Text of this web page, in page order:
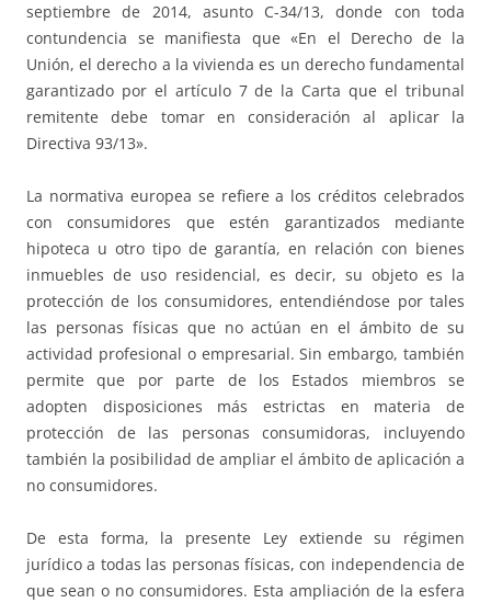
septiembre de 2014, asunto C-34/13, donde con toda
contundencia se manifiesta que «En el Derecho de la
Unión, el derecho a la vivienda es un derecho fundamental
garantizado por el artículo 7 de la Carta que el tribunal
remitente debe tomar en consideración al aplicar la
Directiva 93/13».
La normativa europea se refiere a los créditos celebrados
con consumidores que estén garantizados mediante
hipoteca u otro tipo de garantía, en relación con bienes
inmuebles de uso residencial, es decir, su objeto es la
protección de los consumidores, entendiéndose por tales
las personas físicas que no actúan en el ámbito de su
actividad profesional o empresarial. Sin embargo, también
permite que por parte de los Estados miembros se
adopten disposiciones más estrictas en materia de
protección de las personas consumidoras, incluyendo
también la posibilidad de ampliar el ámbito de aplicación a
no consumidores.
De esta forma, la presente Ley extiende su régimen
jurídico a todas las personas físicas, con independencia de
que sean o no consumidores. Esta ampliación de la esfera